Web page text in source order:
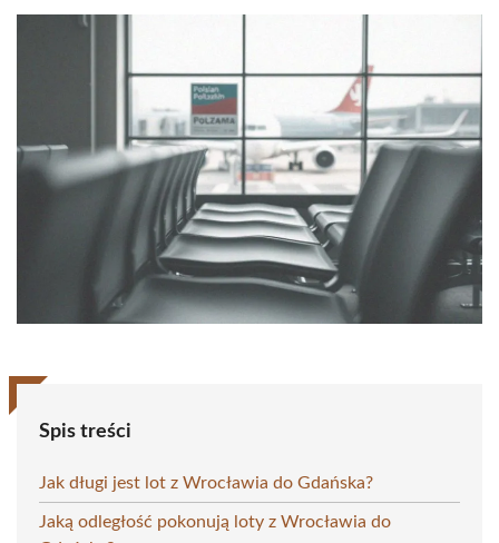
Spis treści
Jak długi jest lot z Wrocławia do Gdańska?
Jaką odległość pokonują loty z Wrocławia do